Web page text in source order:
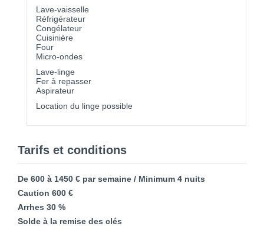
Lave-vaisselle
Réfrigérateur
Congélateur
Cuisinière
Four
Micro-ondes
Lave-linge
Fer à repasser
Aspirateur
Location du linge possible
Tarifs et conditions
De 600 à 1450 € par semaine / Minimum 4 nuits
Caution 600 €
Arrhes 30 %
Solde à la remise des clés